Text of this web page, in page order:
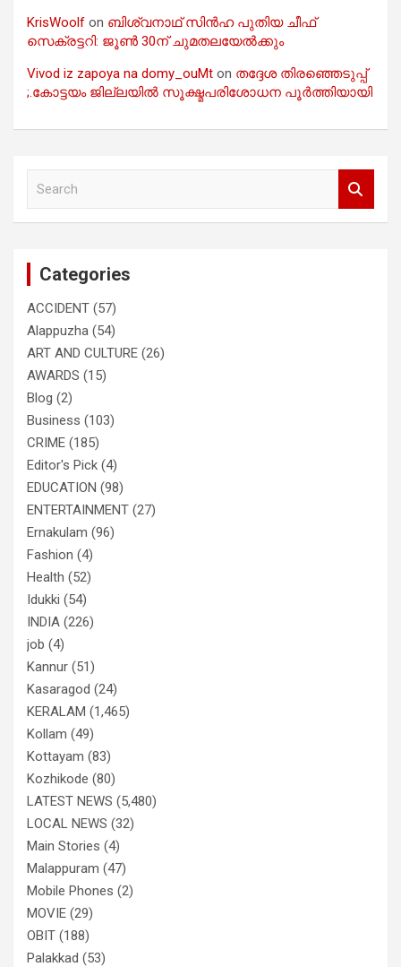
KrisWoolf on ബിശ്വനാഥ് സിൻഹ പുതിയ ചീഫ്
സെക്രട്ടറി: ജൂൺ 30ന് ചുമതലയേൽക്കും
Vivod iz zapoya na domy_ouMt on തദ്ദേശ തിരഞ്ഞെടുപ്പ്
;.കോട്ടയം ജില്ലയിൽ സൂക്ഷ്മപരിശോധന പൂർത്തിയായി
Categories
ACCIDENT (57)
Alappuzha (54)
ART AND CULTURE (26)
AWARDS (15)
Blog (2)
Business (103)
CRIME (185)
Editor's Pick (4)
EDUCATION (98)
ENTERTAINMENT (27)
Ernakulam (96)
Fashion (4)
Health (52)
Idukki (54)
INDIA (226)
job (4)
Kannur (51)
Kasaragod (24)
KERALAM (1,465)
Kollam (49)
Kottayam (83)
Kozhikode (80)
LATEST NEWS (5,480)
LOCAL NEWS (32)
Main Stories (4)
Malappuram (47)
Mobile Phones (2)
MOVIE (29)
OBIT (188)
Palakkad (53)